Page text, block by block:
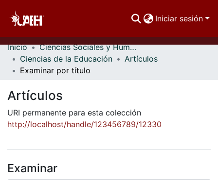
Iniciar sesión
Comunidades
Buscar Por
Estadísticas
Inicio
Ciencias Sociales y Humanidades
Ciencias de la Educación
Artículos
Examinar por título
Artículos
URI permanente para esta colección
http://localhost/handle/123456789/12330
Examinar